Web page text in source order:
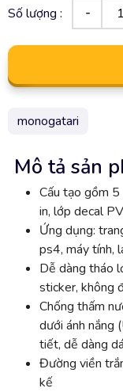
Số lượng :
monogatari
Mô tả sản
Cấu tạo gồm
in, lớp decal
Ứng dụng:
ps4, máy tính,
Dễ dàng tháo
sticker, không
Chống thấm
dưới ánh nắng
tiết, dễ dàng
Đường viền
kế